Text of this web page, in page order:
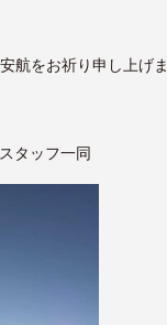
航をお祈り申し上げま
タッフ一同